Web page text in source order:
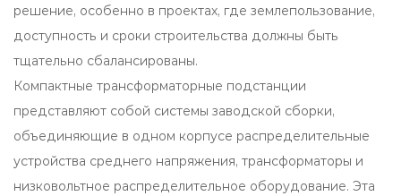
решение, особенно в проектах, где землепользование,
доступность и сроки строительства должны быть
тщательно сбалансированы.
Компактные трансформаторные подстанции
представляют собой системы заводской сборки,
объединяющие в одном корпусе распределительные
устройства среднего напряжения, трансформаторы и
низковольтное распределительное оборудование. Эта